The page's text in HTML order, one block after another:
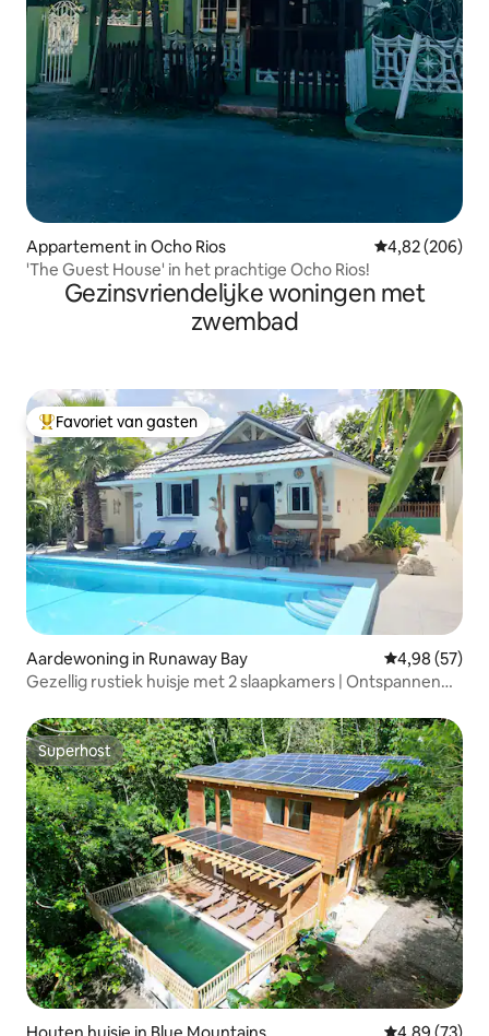
Appartement in Ocho Rios Gemiddelde
4,82 (206)
'The Guest House' in het prachtige Ocho Rios!
Gezinsvriendelijke woningen met
zwembad
Topfavoriet van gasten
Favoriet van gasten
Aardewoning in Runaway Bay Gemiddelde
4,98 (57)
Gezellig rustiek huisje met 2 slaapkamers | Ontspannen
Superhost
Superhost